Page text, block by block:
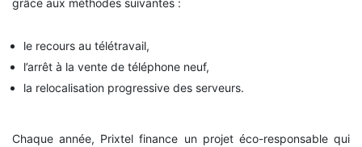
le recours au télétravail,
l’arrêt à la vente de téléphone neuf,
la relocalisation progressive des serveurs.
Chaque année, Prixtel finance un projet éco-responsable qui